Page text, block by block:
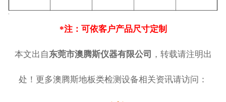
*注： 可依客户产品尺寸定制
本文出自 东莞市澳腾斯仪器有限公司 ，转载请注明出
处！更多澳腾斯地板类检测设备相关资讯请访问：